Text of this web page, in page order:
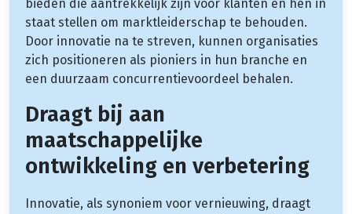
bieden die aantrekkelijk zijn voor klanten en hen in
staat stellen om marktleiderschap te behouden.
Door innovatie na te streven, kunnen organisaties
zich positioneren als pioniers in hun branche en
een duurzaam concurrentievoordeel behalen.
Draagt bij aan
maatschappelijke
ontwikkeling en verbetering
Innovatie, als synoniem voor vernieuwing, draagt